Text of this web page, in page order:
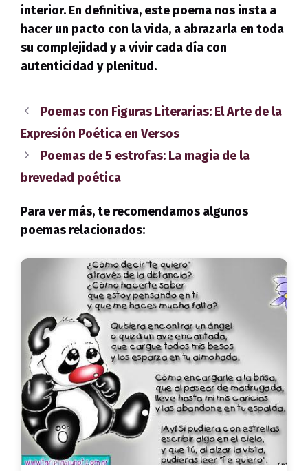
interior. En definitiva, este poema nos insta a
hacer un pacto con la vida, a abrazarla en toda
su complejidad y a vivir cada día con
autenticidad y plenitud.
Poemas con Figuras Literarias: El Arte de la
Expresión Poética en Versos
Poemas de 5 estrofas: La magia de la
brevedad poética
Para ver más, te recomendamos algunos
poemas relacionados: